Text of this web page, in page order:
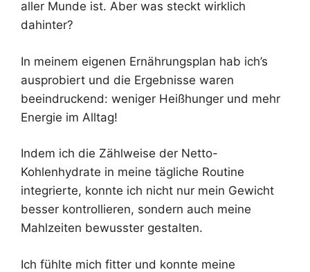
aller Munde ist. Aber was steckt wirklich
dahinter?
In meinem eigenen Ernährungsplan hab ich’s
ausprobiert und die Ergebnisse waren
beeindruckend: weniger Heißhunger und mehr
Energie im Alltag!
Indem ich die Zählweise der Netto-
Kohlenhydrate in meine tägliche Routine
integrierte, konnte ich nicht nur mein Gewicht
besser kontrollieren, sondern auch meine
Mahlzeiten bewusster gestalten.
Ich fühlte mich fitter und konnte meine